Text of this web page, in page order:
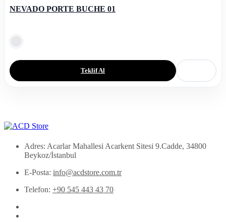
NEVADO PORTE BUCHE 01
Teklif Al
Adres: Acarlar Mahallesi Acarkent Sitesi 9.Cadde, 34800
Beykoz/İstanbul
E-Posta: info@acdstore.com.tr
Telefon: +90 545 443 43 70